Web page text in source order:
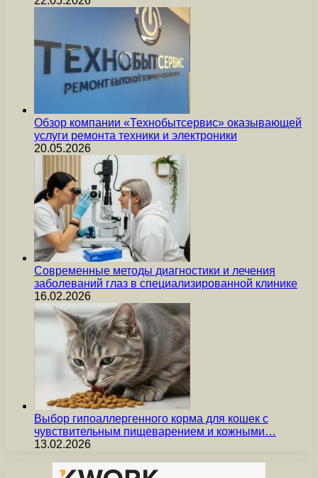
Обзор компании «Технобытсервис» оказывающей
услуги ремонта техники и электроники
20.05.2026
Современные методы диагностики и лечения
заболеваний глаз в специализированной клинике
16.02.2026
Выбор гипоаллергенного корма для кошек с
чувствительным пищеварением и кожными…
13.02.2026